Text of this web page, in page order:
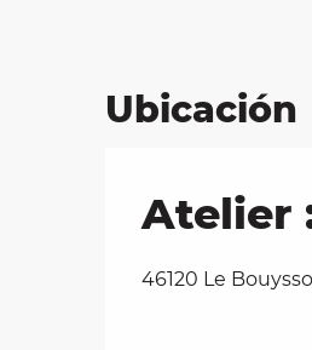
Ubicación
Atelier
46120 Le